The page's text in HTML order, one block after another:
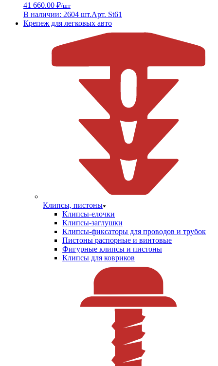
41 660.00 ₽/шт
В наличии: 2604 шт.Арт. St61
Крепеж для легковых авто
Клипсы, пистоны
Клипсы-елочки
Клипсы-заглушки
Клипсы-фиксаторы для проводов и трубок
Пистоны распорные и винтовые
Фигурные клипсы и пистоны
Клипсы для ковриков